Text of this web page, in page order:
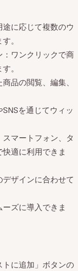
に応じて複数のウ
。
：ワンクリックで商
。
品の閲覧、編集、
を通じてウィッ
マートフォン、タ
適に利用できま
ザインに合わせて
ズに導入できま
に追加」ボタンの